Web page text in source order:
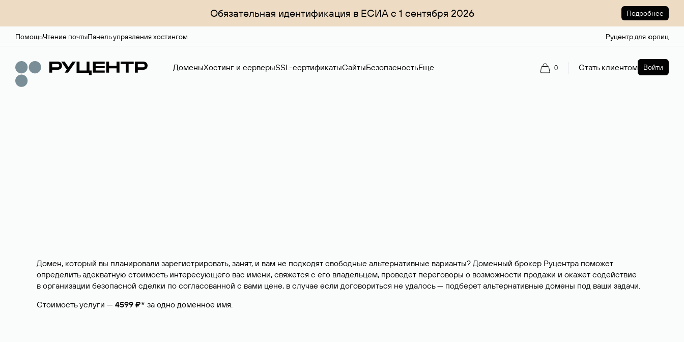
Обязательная идентификация в ЕСИА с 1 сентября 2026 Подробнее
ПомощьЧтение почтыПанель управления хостингом Руцентр для юрлиц
ДоменыХостинг и серверыSSL-сертификатыСайтыБезопасностьЕще 0 Стать клиентом Войти
Домен, который вы планировали зарегистрировать, занят, и вам не подходят свободные альтернативные варианты? Доменный брокер Руцентра поможет
определить адекватную стоимость интересующего вас имени, свяжется с его владельцем, проведет переговоры о возможности продажи и окажет содействие
в организации безопасной сделки по согласованной с вами цене, в случае если договориться не удалось — подберет альтернативные домены под ваши задачи.
Стоимость услуги — 4599 ₽* за одно доменное имя.